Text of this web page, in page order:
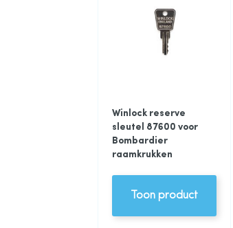
Winlock reserve
sleutel 87600 voor
Bombardier
raamkrukken
Toon product